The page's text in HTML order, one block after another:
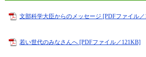
文部科学大臣からのメッセージ [PDFファイル／
若い世代のみなさんへ [PDFファイル／121KB]